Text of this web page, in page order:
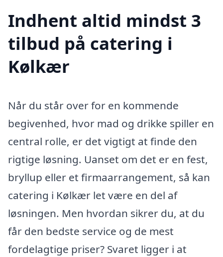
Indhent altid mindst 3
tilbud på catering i
Kølkær
Når du står over for en kommende
begivenhed, hvor mad og drikke spiller en
central rolle, er det vigtigt at finde den
rigtige løsning. Uanset om det er en fest,
bryllup eller et firmaarrangement, så kan
catering i Kølkær let være en del af
løsningen. Men hvordan sikrer du, at du
får den bedste service og de mest
fordelagtige priser? Svaret ligger i at